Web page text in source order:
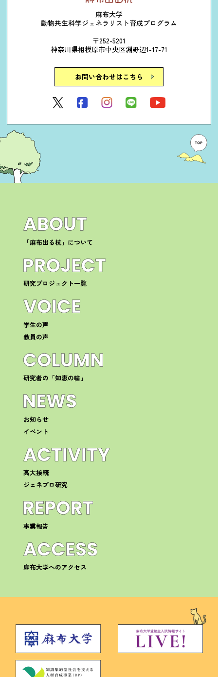
麻布大学
動物共生科学ジェネラリスト育成プログラム
〒252-5201
神奈川県相模原市中央区淵野辺1-17-71
お問い合わせはこちら
「麻布出る杭」について
研究プロジェクト一覧
学生の声
教員の声
研究者の「知恵の輪」
お知らせ
イベント
高大接続
ジェネプロ研究
事業報告
麻布大学へのアクセス